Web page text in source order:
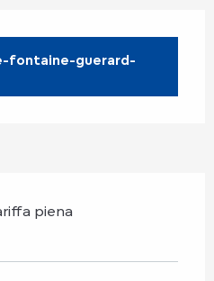
fontaine-guerard-
piena